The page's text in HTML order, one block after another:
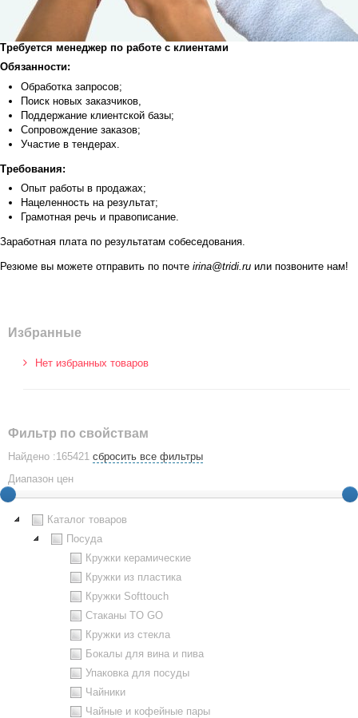
Требуется менеджер по работе с клиентами
Обязанности:
Обработка запросов;
Поиск новых заказчиков,
Поддержание клиентской базы;
Сопровождение заказов;
Участие в тендерах.
Требования:
Опыт работы в продажах;
Нацеленность на результат;
Грамотная речь и правописание.
Заработная плата по результатам собеседования.
Резюме вы можете отправить по почте irina@tridi.ru или позвоните нам!
Избранные
Нет избранных товаров
Фильтр по свойствам
Найдено :165421 сбросить все фильтры
Диапазон цен
Каталог товаров
Посуда
Кружки керамические
Кружки из пластика
Кружки Softtouch
Стаканы TO GO
Кружки из стекла
Бокалы для вина и пива
Упаковка для посуды
Чайники
Чайные и кофейные пары